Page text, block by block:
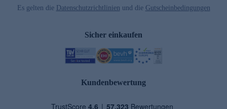
Es gelten die Datenschutzrichtlinien und die Gutscheinbedingungen
Sicher einkaufen
Kundenbewertung